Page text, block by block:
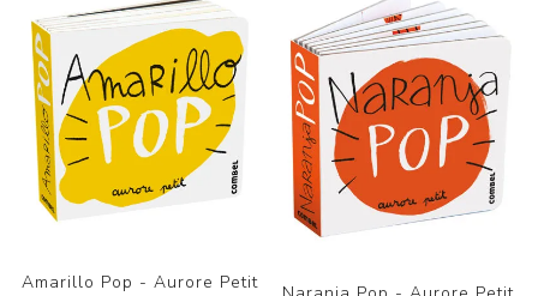
Amarillo Pop - Aurore Petit